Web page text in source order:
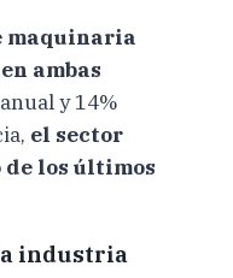
maquinaria
ambas
y 14%
el sector
los últimos
industria